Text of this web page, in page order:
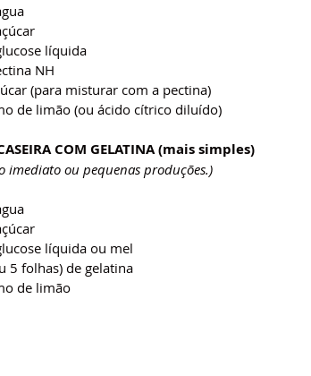
líquida
NH
(para misturar com a pectina)
de limão (ou ácido cítrico diluído)
COM GELATINA (mais simples)
imediato ou pequenas produções.)
líquida ou mel
5 folhas) de gelatina
de limão